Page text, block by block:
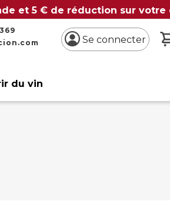
et 5 € de réduction sur votre
Se connecter
du vin